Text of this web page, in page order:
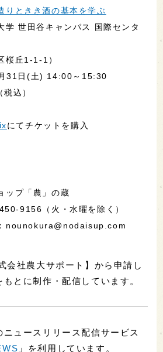
りときき酒の基本を学ぶ
学 世田谷キャンパス 国際センタ
桜丘1-1-1）
31日(土) 14:00～15:30
込）
にてチケットを購入
ップ「農」の蔵
9156（火・水曜を除く）
nounokura@nodaisup.com
会社農大サポート】から申請し
とに制作・配信しています。
ニュースリリース配信サービス
」を利用しています。